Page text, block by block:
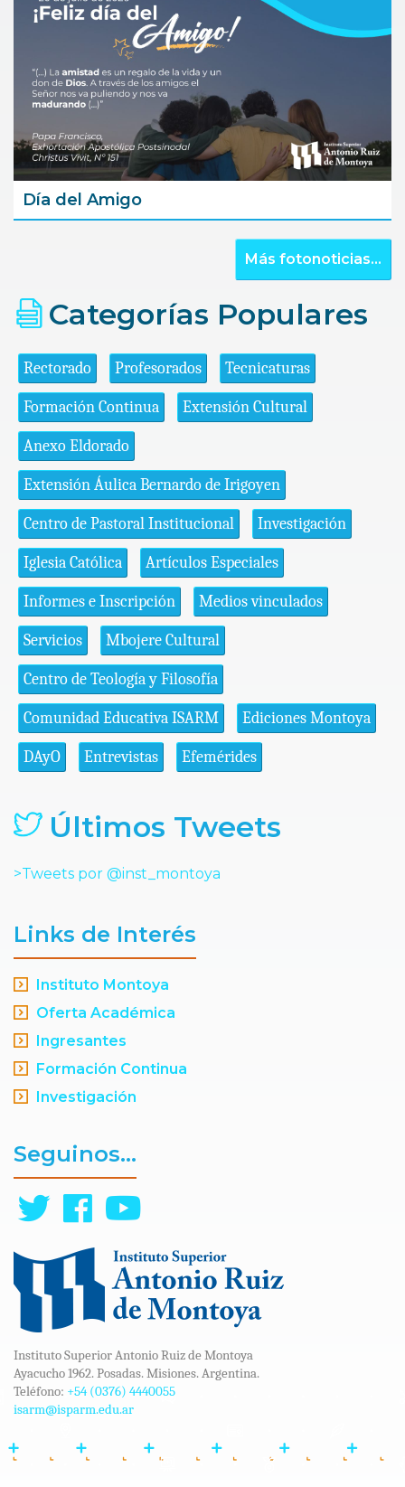
Día del Amigo
Más fotonoticias...
Categorías Populares
Rectorado Profesorados Tecnicaturas
Formación Continua Extensión Cultural
Anexo Eldorado
Extensión Áulica Bernardo de Irigoyen
Centro de Pastoral Institucional Investigación
Iglesia Católica Artículos Especiales
Informes e Inscripción Medios vinculados
Servicios Mbojere Cultural
Centro de Teología y Filosofía
Comunidad Educativa ISARM Ediciones Montoya
DAyO Entrevistas Efemérides
Últimos Tweets
>Tweets por @inst_montoya
Links de Interés
Instituto Montoya
Oferta Académica
Ingresantes
Formación Continua
Investigación
Seguinos...
Instituto Superior Antonio Ruiz de Montoya
Ayacucho 1962. Posadas. Misiones. Argentina.
Teléfono: +54 (0376) 4440055
isarm@isparm.edu.ar